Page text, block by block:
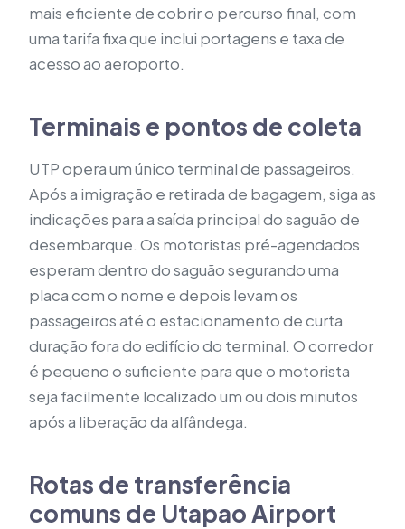
mais eficiente de cobrir o percurso final, com
uma tarifa fixa que inclui portagens e taxa de
acesso ao aeroporto.
Terminais e pontos de coleta
UTP opera um único terminal de passageiros.
Após a imigração e retirada de bagagem, siga as
indicações para a saída principal do saguão de
desembarque. Os motoristas pré-agendados
esperam dentro do saguão segurando uma
placa com o nome e depois levam os
passageiros até o estacionamento de curta
duração fora do edifício do terminal. O corredor
é pequeno o suficiente para que o motorista
seja facilmente localizado um ou dois minutos
após a liberação da alfândega.
Rotas de transferência
comuns de Utapao Airport